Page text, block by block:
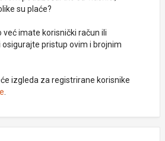
su plaće?
već imate korisnički račun ili
osigurajte pristup ovim i brojnim
izgleda za registrirane korisnike